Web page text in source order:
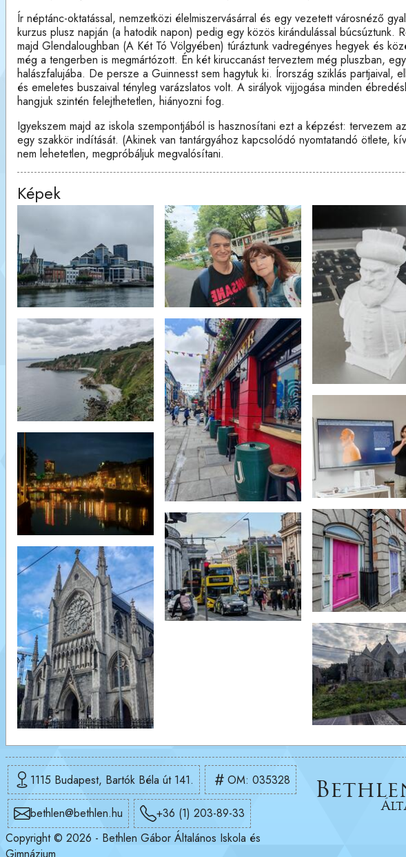
Ír néptánc-oktatással, nemzetközi élelmiszervásárral és egy vezetett városnéző
kurzus plusz napján (a hatodik napon) pedig egy közös kirándulással búcsúztunk.
majd Glendaloughban (A Két Tó Völgyében) túráztunk vadregényes hegyek és
még a tengerben is megmártózott. Én két kiruccanást terveztem még pluszban,
halászfalujába. De persze a Guinnesst sem hagytuk ki. Írország sziklás partjaival,
és emeletes buszaival tényleg varázslatos volt. A sirályok vijjogása minden
hangjuk szintén felejthetetlen, hiányozni fog.
Igyekszem majd az iskola szempontjából is hasznosítani ezt a képzést: tervezem
egy szakkör indítását. (Akinek van tantárgyához kapcsolódó nyomtatandó ötlete,
nem lehetetlen, megpróbáljuk megvalósítani.
Képek
1115 Budapest, Bartók Béla út 141. OM: 035328
bethlen@bethlen.hu +36 (1) 203-89-33
Copyright © 2026 - Bethlen Gábor Általános Iskola és